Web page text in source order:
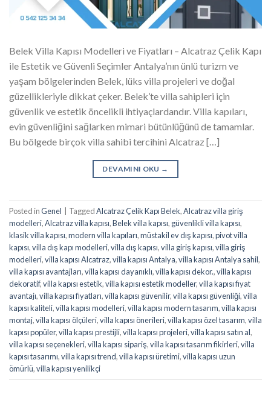
Belek Villa Kapısı Modelleri ve Fiyatları – Alcatraz Çelik Kapı
ile Estetik ve Güvenli Seçimler Antalya’nın ünlü turizm ve
yaşam bölgelerinden Belek, lüks villa projeleri ve doğal
güzellikleriyle dikkat çeker. Belek’te villa sahipleri için
güvenlik ve estetik öncelikli ihtiyaçlardandır. Villa kapıları,
evin güvenliğini sağlarken mimari bütünlüğünü de tamamlar.
Bu bölgede birçok villa sahibi tercihini Alcatraz […]
DEVAMINI OKU →
Posted inGenel | TaggedAlcatraz Çelik Kapı Belek,Alcatraz villa giriş
modelleri,Alcatraz villa kapısı,Belek villa kapısı, güvenlikli villa kapısı,
klasik villa kapısı,modern villa kapıları,müstakil ev dış kapısı,pivot villa
kapısı,villa dış kapı modelleri,villa dış kapısı,villa giriş kapısı,villa giriş
modelleri,villa kapısı Alcatraz,villa kapısı Antalya,villa kapısı Antalya sahil,
villa kapısı avantajları,villa kapısı dayanıklı,villa kapısı dekor.,villa kapısı
dekoratif,villa kapısı estetik,villa kapısı estetik modeller,villa kapısı fiyat
avantajı,villa kapısı fiyatları,villa kapısı güvenilir,villa kapısı güvenliği,villa
kapısı kaliteli,villa kapısı modelleri,villa kapısı modern tasarım,villa kapısı
montaj,villa kapısı ölçüleri,villa kapısı önerileri,villa kapısı özel tasarım,villa
kapısı popüler,villa kapısı prestijli,villa kapısı projeleri,villa kapısı satın al,
villa kapısı seçenekleri,villa kapısı sipariş,villa kapısı tasarım fikirleri,villa
kapısı tasarımı,villa kapısı trend,villa kapısı üretimi,villa kapısı uzun
ömürlü,villa kapısı yenilikçi